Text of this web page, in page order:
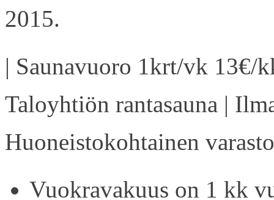
2015.
| Saunavuoro 1krt/vk 13€/
Taloyhtiön rantasauna |
Huoneistokohtainen
Vuokravakuus on 1 kk